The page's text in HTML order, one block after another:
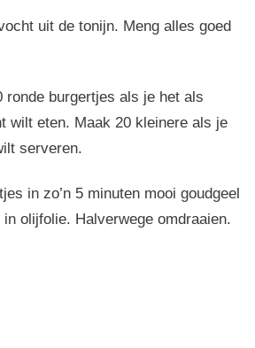
uit de tonijn. Meng alles goed
ronde burgertjes als je het als
wilt eten. Maak 20 kleinere als je
serveren.
in zo’n 5 minuten mooi goudgeel
olijfolie. Halverwege omdraaien.